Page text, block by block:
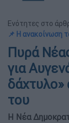
Ενότητες στο
📌 Η ανακοίνωση
Πυρά
για
δάχτυλο»
του
Η Νέα